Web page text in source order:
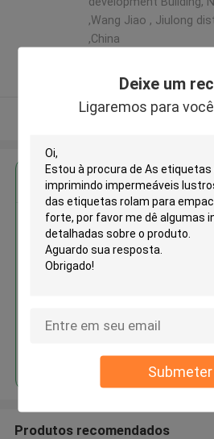
Deixe um
Ligaremos para
Submeter
,Wang Jiao , Jiulong
,China
Fornecedor
Veja mais
Obter o melhor
As etiquetas
imprimindo
Produtos recomendados